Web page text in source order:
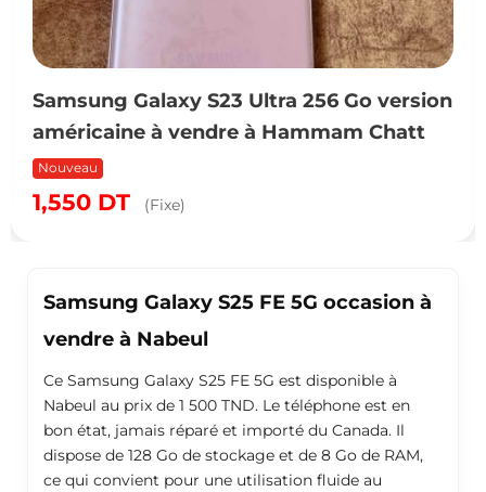
Samsung Galaxy S23 Ultra 256 Go version
américaine à vendre à Hammam Chatt
Nouveau
1,550 DT (Fixe)
Samsung Galaxy S25 FE 5G occasion à
vendre à Nabeul
Ce Samsung Galaxy S25 FE 5G est disponible à
Nabeul au prix de 1 500 TND. Le téléphone est en
bon état, jamais réparé et importé du Canada. Il
dispose de 128 Go de stockage et de 8 Go de RAM,
ce qui convient pour une utilisation fluide au